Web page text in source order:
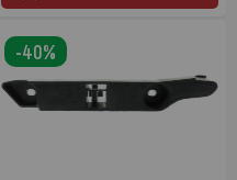
-40%